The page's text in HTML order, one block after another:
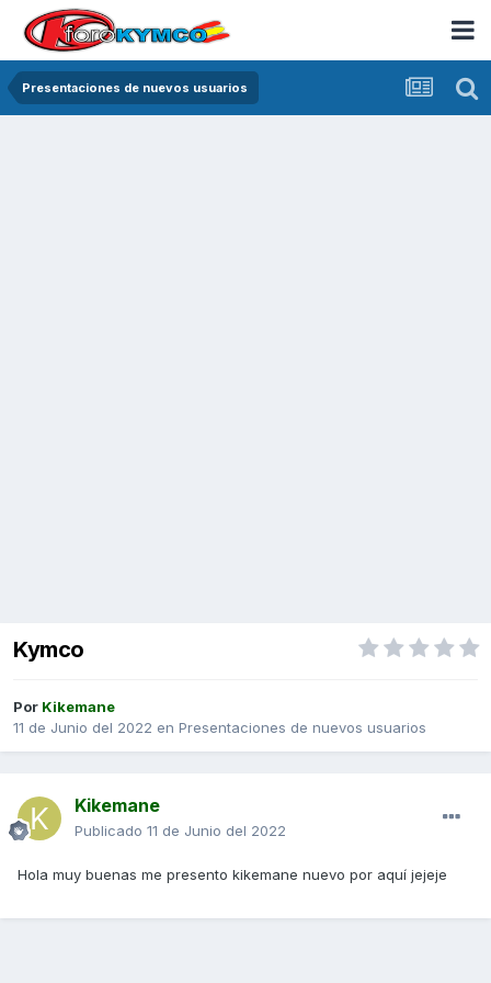
Presentaciones de nuevos usuarios
Kymco
Por Kikemane
11 de Junio del 2022 en Presentaciones de nuevos usuarios
Kikemane
Publicado 11 de Junio del 2022
Hola muy buenas me presento kikemane nuevo por aquí jejeje